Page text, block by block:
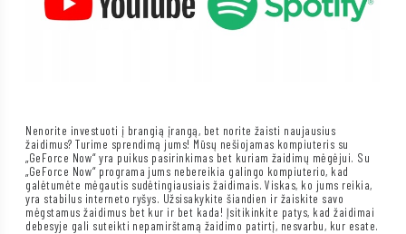
Nenorite investuoti į brangią įrangą, bet norite žaisti naujausius
žaidimus? Turime sprendimą jums! Mūsų nešiojamas kompiuteris su
„GeForce Now“ yra puikus pasirinkimas bet kuriam žaidimų mėgėjui. Su
„GeForce Now“ programa jums nebereikia galingo kompiuterio, kad
galėtumėte mėgautis sudėtingiausiais žaidimais. Viskas, ko jums reikia,
yra stabilus interneto ryšys. Užsisakykite šiandien ir žaiskite savo
mėgstamus žaidimus bet kur ir bet kada! Įsitikinkite patys, kad žaidimai
debesyje gali suteikti nepamirštamą žaidimo patirtį, nesvarbu, kur esate.